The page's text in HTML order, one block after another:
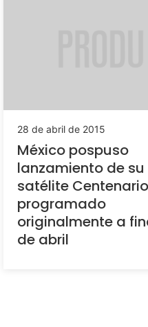
28 de abril de 2015
México pospuso
lanzamiento de su
satélite Centenario
programado
originalmente a
de abril